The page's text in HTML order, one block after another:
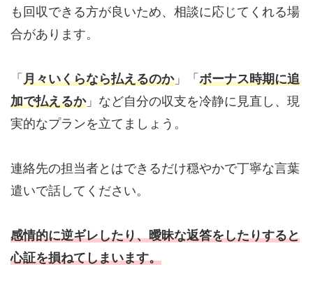
も回収できる方が良いため、相談に応じてくれる場
合があります。
「 月々いくらなら払えるのか」「 ボーナス時期に追
加で払えるか」など自分の収支を冷静に見直し、現
実的なプランを立てましょう。
連絡先の担当者とはできるだけ穏やかで丁寧な言葉
遣いで話してください。
感情的に逆ギレしたり、曖昧な返答をしたりすると
心証を損ねてしまいます。